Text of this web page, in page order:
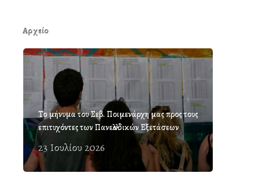
Αρχείο
Το μήνυμα του Σεβ. Ποιμενάρχη μας προς τους
επιτυχόντες των Πανελλαδικών Εξετάσεων
23 Ιουλίου 2026